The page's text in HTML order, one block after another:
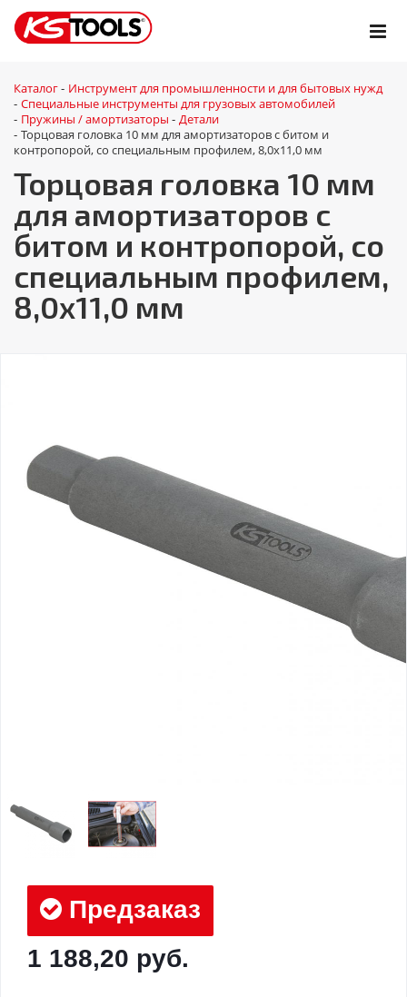
Каталог - Инструмент для промышленности и для бытовых нужд
- Специальные инструменты для грузовых автомобилей
- Пружины / амортизаторы - Детали
- Торцовая головка 10 мм для амортизаторов с битом и
контропорой, со специальным профилем, 8,0х11,0 мм
Торцовая головка 10 мм
для амортизаторов с
битом и контропорой, со
специальным профилем,
8,0х11,0 мм
Предзаказ
1 188,20 руб.